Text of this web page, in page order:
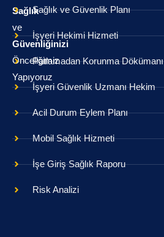
Sağlık
ve
Güvenliğinizi
Önceliğimiz
Yapıyoruz
Sağlık ve Güvenlik Planı
İşyeri Hekimi Hizmeti
Patlamadan Korunma Dökümanı
İşyeri Güvenlik Uzmanı Hekim
Acil Durum Eylem Planı
Mobil Sağlık Hizmeti
İşe Giriş Sağlık Raporu
Risk Analizi